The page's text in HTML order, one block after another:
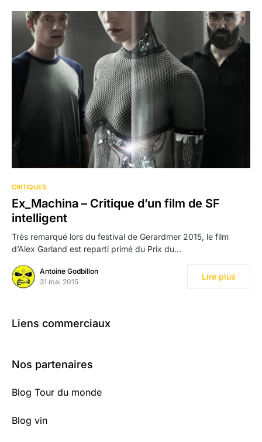
CRITIQUES
Ex_Machina – Critique d’un film de SF
intelligent
Très remarqué lors du festival de Gerardmer 2015, le film
d’Alex Garland est reparti primé du Prix du…
Antoine Godbillon
31 mai 2015
Lire plus
Liens commerciaux
Nos partenaires
Blog Tour du monde
Blog vin